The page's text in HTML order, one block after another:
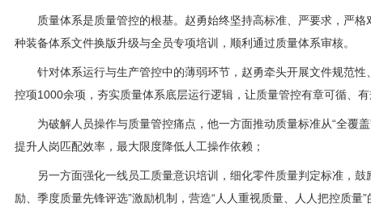
质量体系是质量管控的根基。赵勇始终坚持高标准、严要求，严
种装备体系文件换版升级与全员专项培训，顺利通过质量体系审核。
针对体系运行与生产管控中的薄弱环节，赵勇牵头开展文件规范
控项1000余项，夯实质量体系底层运行逻辑，让质量管控有章可循、有
为破解人员操作与质量管控痛点，他一方面推动质量标准从“全覆
提升人岗匹配效率，最大限度降低人工操作依赖；
另一方面强化一线员工质量意识培训，细化零件质量判定标准，鼓
励、季度质量先锋评选”激励机制，营造“人人重视质量、人人把控质量”